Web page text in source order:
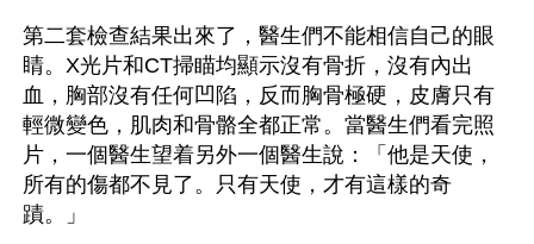
第二套檢查結果出來了，醫生們不能相信自己的眼
睛。X光片和CT掃瞄均顯示沒有骨折，沒有內出
血，胸部沒有任何凹陷，反而胸骨極硬，皮膚只有
輕微變色，肌肉和骨骼全都正常。當醫生們看完照
片，一個醫生望着另外一個醫生說：「他是天使，
所有的傷都不見了。只有天使，才有這樣的奇
蹟。」